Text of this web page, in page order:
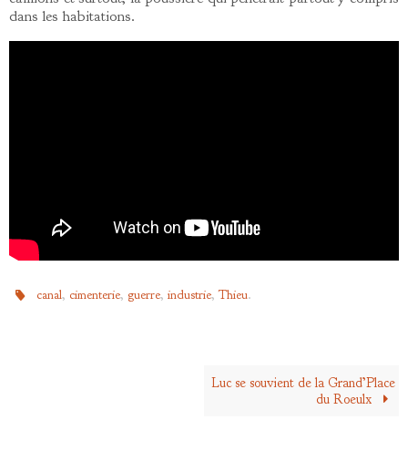
dans les habitations.
canal, cimenterie, guerre,industrie,Thieu.
Luc se souvient de la Grand’Place
du Roeulx